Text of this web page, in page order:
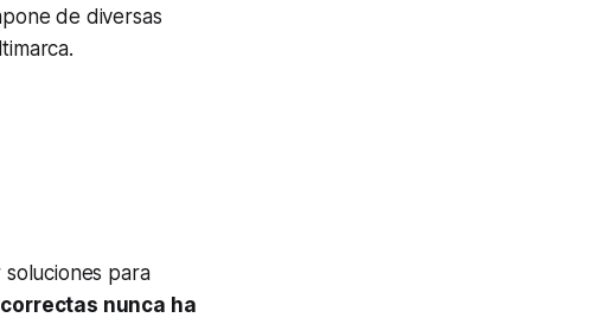
de diversas
para
nunca ha